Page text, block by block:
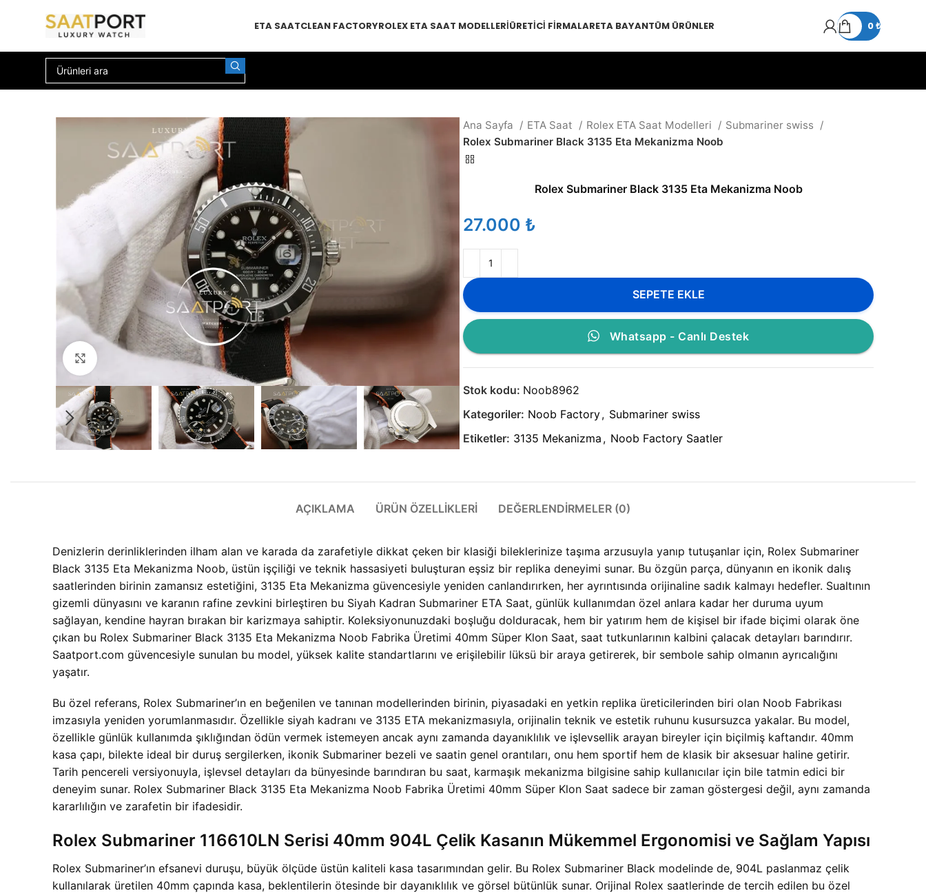
ETA SAATCLEAN FACTORYROLEX ETA SAAT MODELLERIÜRETICI FIRMALARETA BAYANTÜM ÜRÜNLER 0₺
Büyütmek için tıklayın
Ana Sayfa ETA Saat Rolex ETA Saat Modelleri
Submariner swiss
Rolex Submariner Black 3135 Eta Mekanizma Noob
Rolex Submariner Black 3135 Eta Mekanizma Noob
₺
SEPETE EKLE
Whatsapp - Canlı Destek
Stok kodu: Noob8962
Kategoriler: Noob Factory, Submariner swiss
Etiketler: 3135 Mekanizma , Noob Factory Saatler
AÇIKLAMA ÜRÜN ÖZELLIKLERI DEĞERLENDIRMELER (0)
Denizlerin derinliklerinden ilham alan ve karada da zarafetiyle dikkat çeken bir klasiği bileklerinize taşıma arzusuyla yanıp tutuşanlar için, Rolex Submariner
Black 3135 Eta Mekanizma Noob, üstün işçiliği ve teknik hassasiyeti buluşturan eşsiz bir replika deneyimi sunar. Bu özgün parça, dünyanın en ikonik dalış
saatlerinden birinin zamansız estetiğini, 3135 Eta Mekanizma güvencesiyle yeniden canlandırırken, her ayrıntısında orijinaline sadık kalmayı hedefler. Sualtının
gizemli dünyasını ve karanın rafine zevkini birleştiren bu Siyah Kadran Submariner ETA Saat, günlük kullanımdan özel anlara kadar her duruma uyum
sağlayan, kendine hayran bırakan bir karizmaya sahiptir. Koleksiyonunuzdaki boşluğu dolduracak, hem bir yatırım hem de kişisel bir ifade biçimi olarak öne
çıkan bu Rolex Submariner Black 3135 Eta Mekanizma Noob Fabrika Üretimi 40mm Süper Klon Saat, saat tutkunlarının kalbini çalacak detayları barındırır.
Saatport.com güvencesiyle sunulan bu model, yüksek kalite standartlarını ve erişilebilir lüksü bir araya getirerek, bir sembole sahip olmanın ayrıcalığını
yaşatır.
Bu özel referans, Rolex Submariner’ın en beğenilen ve tanınan modellerinden birinin, piyasadaki en yetkin replika üreticilerinden biri olan Noob Fabrikası
imzasıyla yeniden yorumlanmasıdır. Özellikle siyah kadranı ve 3135 ETA mekanizmasıyla, orijinalin teknik ve estetik ruhunu kusursuzca yakalar. Bu model,
özellikle günlük kullanımda şıklığından ödün vermek istemeyen ancak aynı zamanda dayanıklılık ve işlevsellik arayan bireyler için biçilmiş kaftandır. 40mm
kasa çapı, bilekte ideal bir duruş sergilerken, ikonik Submariner bezeli ve saatin genel orantıları, onu hem sportif hem de klasik bir aksesuar haline getirir.
Tarih pencereli versiyonuyla, işlevsel detayları da bünyesinde barındıran bu saat, karmaşık mekanizma bilgisine sahip kullanıcılar için bile tatmin edici bir
deneyim sunar. Rolex Submariner Black 3135 Eta Mekanizma Noob Fabrika Üretimi 40mm Süper Klon Saat sadece bir zaman göstergesi değil, aynı zamanda
kararlılığın ve zarafetin bir ifadesidir.
Rolex Submariner 116610LN Serisi 40mm 904L Çelik Kasanın Mükemmel Ergonomisi ve Sağlam Yapısı
Rolex Submariner’ın efsanevi duruşu, büyük ölçüde üstün kaliteli kasa tasarımından gelir. Bu Rolex Submariner Black modelinde de, 904L paslanmaz çelik
kullanılarak üretilen 40mm çapında kasa, beklentilerin ötesinde bir dayanıklılık ve görsel bütünlük sunar. Orijinal Rolex saatlerinde de tercih edilen bu özel